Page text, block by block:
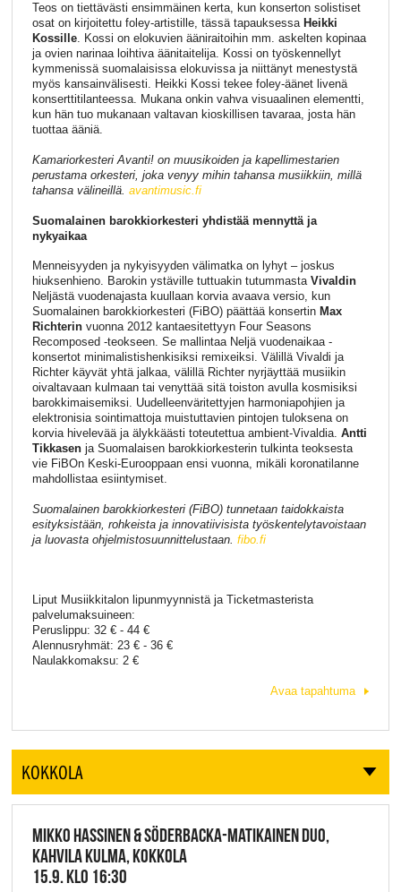
Teos on tiettävästi ensimmäinen kerta, kun konserton solistiset
osat on kirjoitettu foley-artistille, tässä tapauksessa Heikki
Kossille. Kossi on elokuvien ääniraitoihin mm. askelten kopinaa
ja ovien narinaa loihtiva äänitaitelija. Kossi on työskennellyt
kymmenissä suomalaisissa elokuvissa ja niittänyt menestystä
myös kansainvälisesti. Heikki Kossi tekee foley-äänet livenä
konserttitilanteessa. Mukana onkin vahva visuaalinen elementti,
kun hän tuo mukanaan valtavan kioskillisen tavaraa, josta hän
tuottaa ääniä.
Kamariorkesteri Avanti! on muusikoiden ja kapellimestarien
perustama orkesteri, joka venyy mihin tahansa musiikkiin, millä
tahansa välineillä. avantimusic.fi
Suomalainen barokkiorkesteri yhdistää mennyttä ja
nykyaikaa
Menneisyyden ja nykyisyyden välimatka on lyhyt – joskus
hiuksenhieno. Barokin ystäville tuttuakin tutummasta Vivaldin
Neljästä vuodenajasta kuullaan korvia avaava versio, kun
Suomalainen barokkiorkesteri (FiBO) päättää konsertin Max
Richterinvuonna 2012 kantaesitettyyn Four Seasons
Recomposed -teokseen. Se mallintaa Neljä vuodenaikaa -
konsertot minimalistishenkisiksi remixeiksi. Välillä Vivaldi ja
Richter käyvät yhtä jalkaa, välillä Richter nyrjäyttää musiikin
oivaltavaan kulmaan tai venyttää sitä toiston avulla kosmisiksi
barokkimaisemiksi. Uudelleenväritettyjen harmoniapohjien ja
elektronisia sointimattoja muistuttavien pintojen tuloksena on
korvia hivelevää ja älykkäästi toteutettua ambient-Vivaldia. Antti
Tikkasenja Suomalaisen barokkiorkesterin tulkinta teoksesta
vie FiBOn Keski-Eurooppaan ensi vuonna, mikäli koronatilanne
mahdollistaa esiintymiset.
Suomalainen barokkiorkesteri (FiBO) tunnetaan taidokkaista
esityksistään, rohkeista ja innovatiivisista työskentelytavoistaan
ja luovasta ohjelmistosuunnittelustaan. fibo.fi
Liput Musiikkitalon lipunmyynnistä ja Ticketmasterista
palvelumaksuineen:
Peruslippu: 32 € - 44 €
Alennusryhmät: 23 € - 36 €
Naulakkomaksu: 2 €
Avaa tapahtuma
KOKKOLA
MIKKO HASSINEN & SÖDERBACKA-MATIKAINEN DUO,
KAHVILA KULMA, KOKKOLA
15.9. KLO 16:30